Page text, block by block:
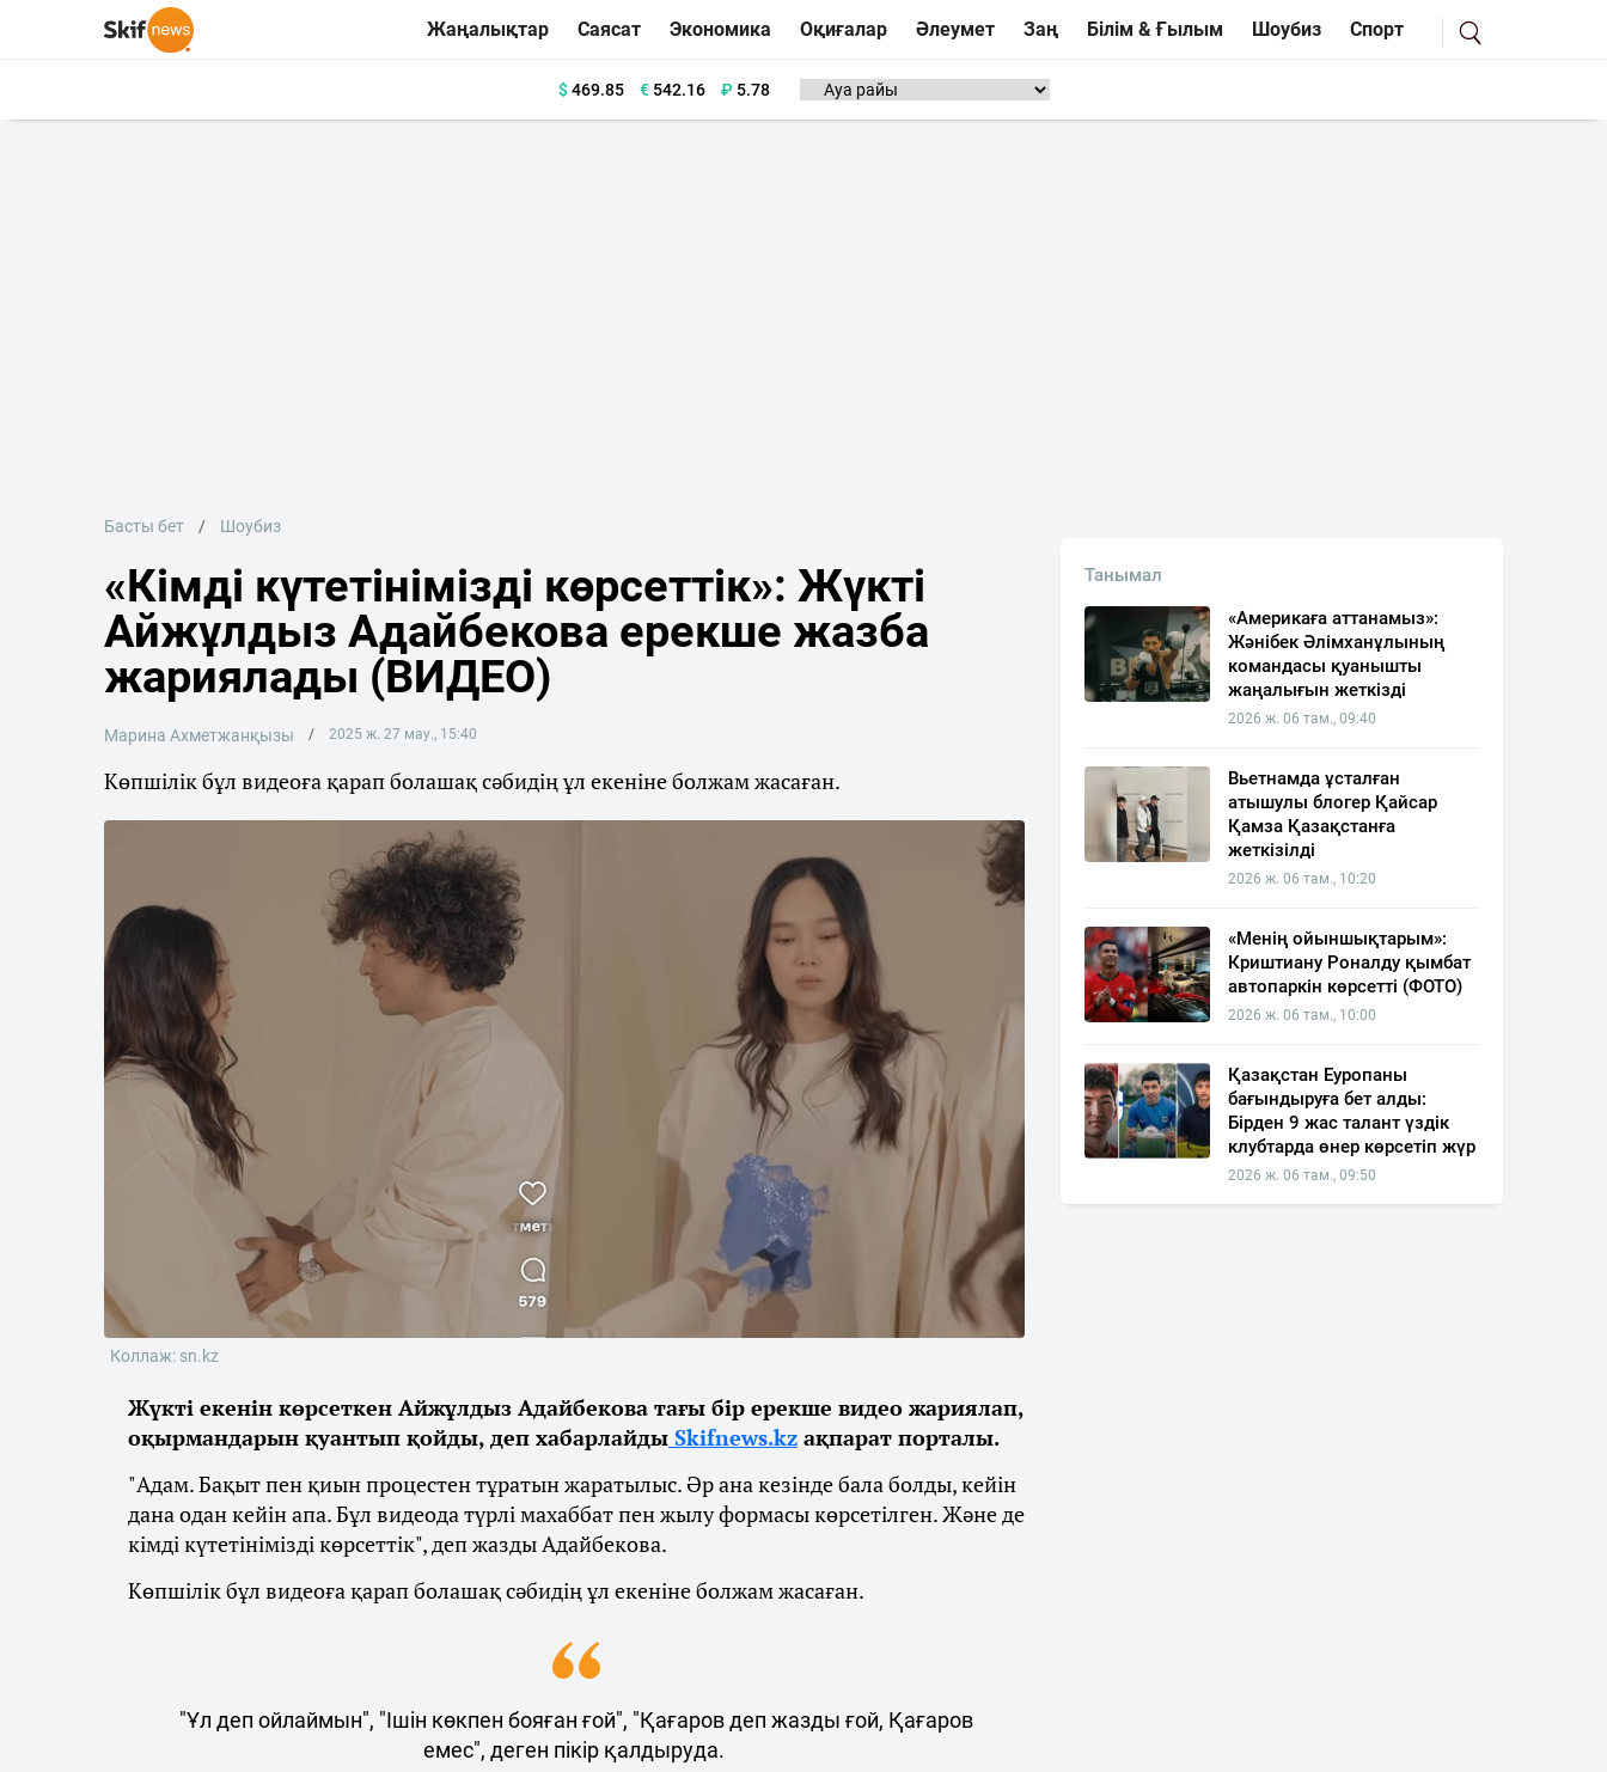
Жаңалықтар Саясат Экономика Оқиғалар Әлеумет Заң Білім & Ғылым Шоубиз Спорт
$469.85 €542.16 ₽ 5.78
Басты бет Шоубиз
«Кімді күтетінімізді көрсеттік»: Жүкті
Айжұлдыз Адайбекова ерекше жазба
жариялады (ВИДЕО)
Марина Ахметжанқызы 2025 ж. 27 мау., 15:40
Көпшілік бұл видеоға қарап болашақ сәбидің ұл екеніне болжам жасаған.
Коллаж: sn.kz
Жүкті екенін көрсеткен Айжұлдыз Адайбекова тағы бір ерекше видео жариялап,
оқырмандарын қуантып қойды, деп хабарлайды Skifnews.kz ақпарат порталы.
"Адам. Бақыт пен қиын процестен тұратын жаратылыс. Әр ана кезінде бала болды, кейін
дана одан кейін апа. Бұл видеода түрлі махаббат пен жылу формасы көрсетілген. Және де
кімді күтетінімізді көрсеттік", деп жазды Адайбекова.
Көпшілік бұл видеоға қарап болашақ сәбидің ұл екеніне болжам жасаған.
"Ұл деп ойлаймын", "Ішін көкпен бояған ғой", "Қағаров деп жазды ғой, Қағаров
емес", деген пікір қалдыруда.
Танымал
«Америкаға аттанамыз»:
Жәнібек Әлімханұлының
командасы қуанышты
жаңалығын жеткізді
2026 ж. 06 там., 09:40
Вьетнамда ұсталған
атышулы блогер Қайсар
Қамза Қазақстанға
жеткізілді
2026 ж. 06 там., 10:20
«Менің ойыншықтарым»:
Криштиану Роналду қымбат
автопаркін көрсетті (ФОТО)
2026 ж. 06 там., 10:00
Қазақстан Еуропаны
бағындыруға бет алды:
Бірден 9 жас талант үздік
клубтарда өнер көрсетіп жүр
2026 ж. 06 там., 09:50